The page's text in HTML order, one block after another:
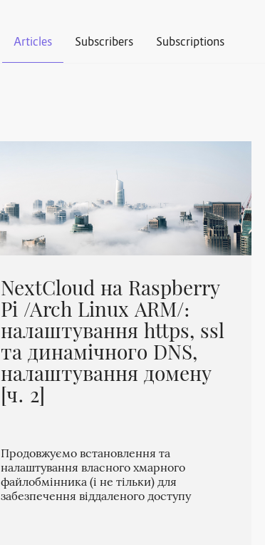
Articles Subscribers Subscriptions
NextCloud на Raspberry
Pi /Arch Linux ARM/:
налаштування https, ssl
та динамічного DNS,
налаштування домену
[ч. 2]
Продовжуємо встановлення та
налаштування власного хмарного
файлобмінника (і не тільки) для
забезпечення віддаленого доступу